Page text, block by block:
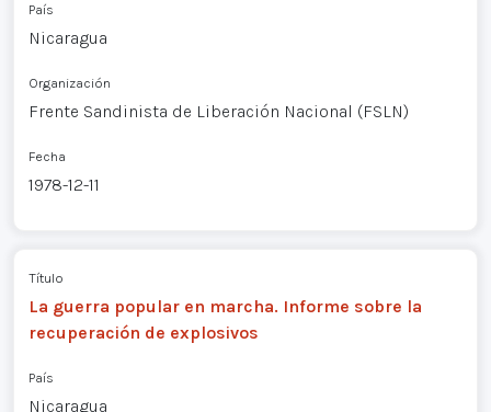
País
Nicaragua
Organización
Frente Sandinista de Liberación Nacional (FSLN)
Fecha
1978-12-11
Título
La guerra popular en marcha. Informe sobre la
recuperación de explosivos
País
Nicaragua